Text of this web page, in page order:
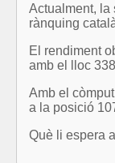
Actualment, la
rànquing
El rendiment
amb el lloc
Amb el
a la posició
Què li espera